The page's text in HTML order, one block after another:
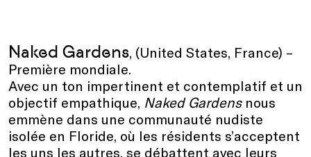
Naked Gardens, (United States, France) –
Première mondiale.
Avec un ton impertinent et contemplatif et un
objectif empathique, Naked Gardensnous
emmène dans une communauté nudiste
isolée en Floride, où les résidents s’acceptent
les uns les autres, se débattent avec leurs